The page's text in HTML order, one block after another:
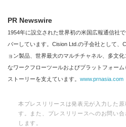
PR Newswire
1954年に設立された世界初の米国広報通信社
バーしています。Cision Ltd.の子会社として、
ョン製品、世界最大のマルチチャネル、多文
なワークフローツールおよびプラットフォー
ストーリーを支えています。 www.prnasia.com
本プレスリリースは発表元が入力した
す。また、プレスリリースへのお問い
します。